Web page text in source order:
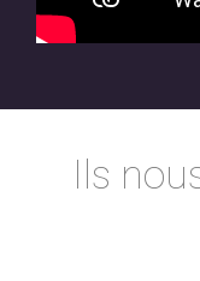
Ils